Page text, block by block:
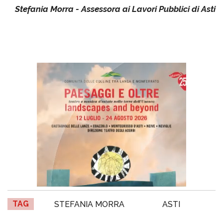
Stefania Morra - Assessora ai Lavori Pubblici di Asti
TAG STEFANIA MORRA
ASTI